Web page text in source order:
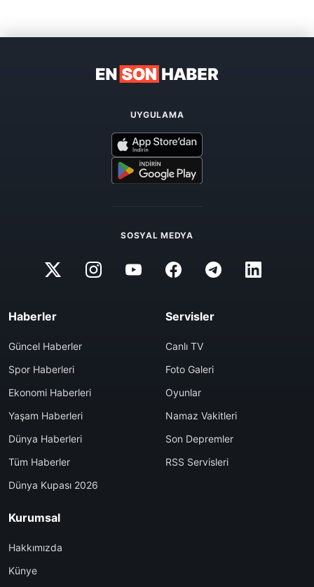
UYGULAMA
SOSYAL MEDYA
Haberler
Güncel Haberler
Spor Haberleri
Ekonomi Haberleri
Yaşam Haberleri
Dünya Haberleri
Tüm Haberler
Dünya Kupası 2026
Servisler
Canlı TV
Foto Galeri
Oyunlar
Namaz Vakitleri
Son Depremler
RSS Servisleri
Kurumsal
Hakkımızda
Künye